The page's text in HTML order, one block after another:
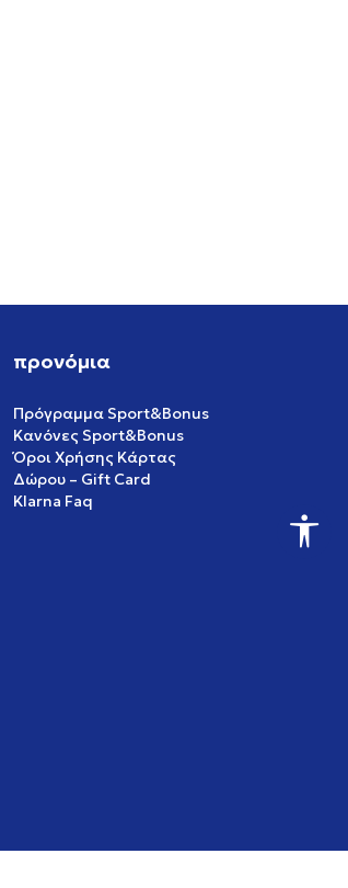
προνόμια
Πρόγραμμα Sport&Bonus
Κανόνες Sport&Bonus
Όροι Χρήσης Κάρτας
Δώρου – Gift Card
Klarna Faq